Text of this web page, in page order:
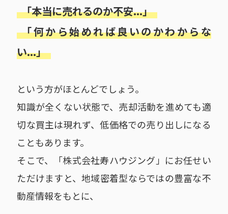
「本当に売れるのか不安...」
「何から始めれば良いのかわからな
い...」
という方がほとんどでしょう。
知識が全くない状態で、売却活動を進めても適
切な買主は現れず、低価格での売り出しになる
こともあります。
そこで、「株式会社寿ハウジング」にお任せい
ただけますと、地域密着型ならではの豊富な不
動産情報をもとに、